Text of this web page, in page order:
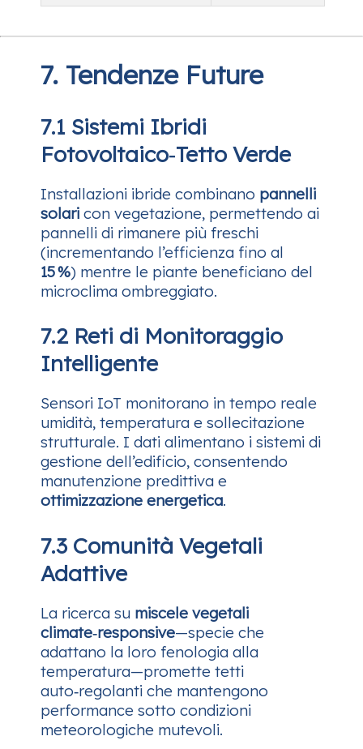
7. Tendenze Future
7.1 Sistemi Ibridi
Fotovoltaico‑Tetto Verde
Installazioni ibride combinano pannelli
solari con vegetazione, permettendo ai
pannelli di rimanere più freschi
(incrementando l’efficienza fino al
15 %) mentre le piante beneficiano del
microclima ombreggiato.
7.2 Reti di Monitoraggio
Intelligente
Sensori IoT monitorano in tempo reale
umidità, temperatura e sollecitazione
strutturale. I dati alimentano i sistemi di
gestione dell’edificio, consentendo
manutenzione predittiva e
ottimizzazione energetica.
7.3 Comunità Vegetali
Adattive
La ricerca su miscele vegetali
climate‑responsive—specie che
adattano la loro fenologia alla
temperatura—promette tetti
auto‑regolanti che mantengono
performance sotto condizioni
meteorologiche mutevoli.